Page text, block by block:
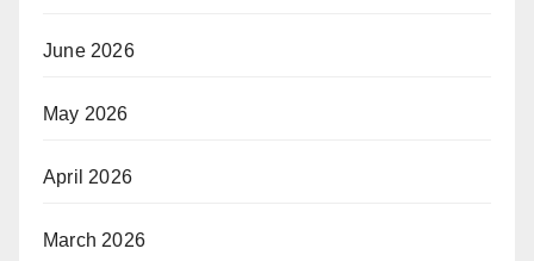
June 2026
May 2026
April 2026
March 2026